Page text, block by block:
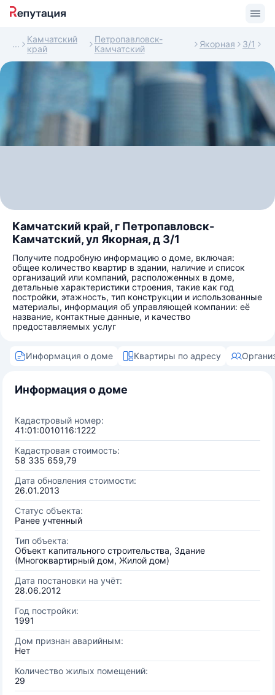
Камчатский
край
Петропавловск-
Камчатский
Якорная 3/1
Камчатский край, г Петропавловск-
Камчатский, ул Якорная, д 3/1
Получите подробную информацию о доме, включая:
общее количество квартир в здании, наличие и список
организаций или компаний, расположенных в доме,
детальные характеристики строения, такие как год
постройки, этажность, тип конструкции и использованные
материалы, информация об управляющей компании: её
название, контактные данные, и качество
предоставляемых услуг
Информация о доме Квартиры по адресу
Информация о доме
Кадастровый номер:
41:01:0010116:1222
Кадастровая стоимость:
58 335 659,79
Дата обновления стоимости:
26.01.2013
Статус объекта:
Ранее учтенный
Тип объекта:
Объект капитального строительства, Здание
(Многоквартирный дом, Жилой дом)
Дата постановки на учёт:
28.06.2012
Год постройки:
1991
Дом признан аварийным:
Нет
Количество жилых помещений:
29